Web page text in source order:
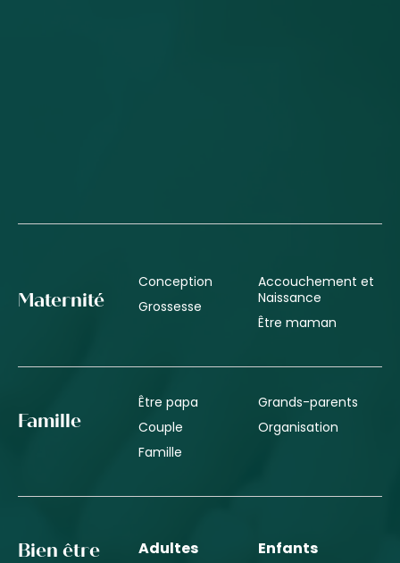
Maternité
Conception
Grossesse
Accouchement et
Naissance
Être maman
Famille
Être papa
Couple
Famille
Grands-parents
Organisation
Bien être Adultes Enfants